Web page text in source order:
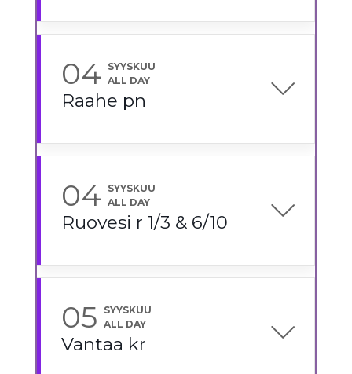
04
SYYSKUU
ALL DAY
Raahe pn
04
SYYSKUU
ALL DAY
Ruovesi r 1/3 & 6/10
05
SYYSKUU
ALL DAY
Vantaa kr